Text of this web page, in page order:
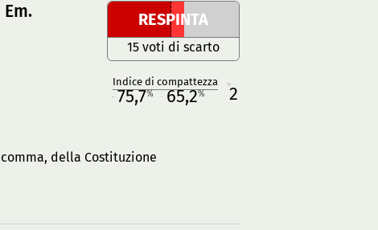
RESPINTA
15 voti di scarto
Indice di compattezza
75,7% 65,2% 2
della Costituzione